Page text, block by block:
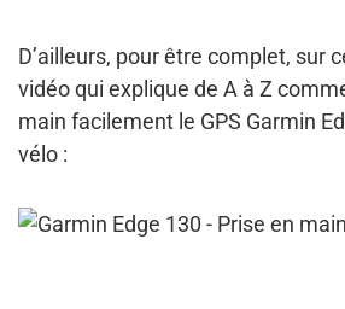
D’ailleurs, pour être complet, sur
vidéo qui explique de A à Z
main facilement le GPS Garmin
vélo :